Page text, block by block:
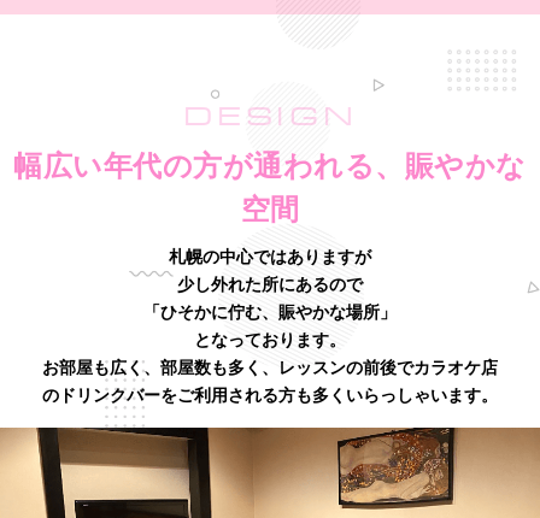
DESIGN
幅広い年代の方が通われる、賑やかな
空間
札幌の中心ではありますが
少し外れた所にあるので
「ひそかに佇む、賑やかな場所」
となっております。
お部屋も広く、部屋数も多く、レッスンの前後でカラオケ店
のドリンクバーをご利用される方も多くいらっしゃいます。